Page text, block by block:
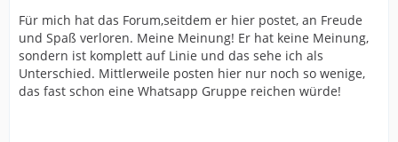
Für mich hat das Forum,seitdem er hier postet, an Freude
und Spaß verloren. Meine Meinung! Er hat keine Meinung,
sondern ist komplett auf Linie und das sehe ich als
Unterschied. Mittlerweile posten hier nur noch so wenige,
das fast schon eine Whatsapp Gruppe reichen würde!